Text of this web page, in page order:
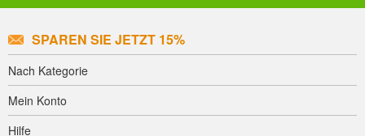
SPAREN SIE JETZT 15%
Nach Kategorie
Mein Konto
Hilfe